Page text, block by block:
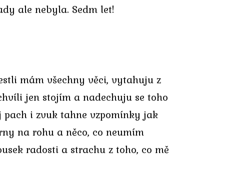
ale nebyla. Sedm let!
mám všechny věci, vytahuju z
jen stojím a nadechuju se toho
pach i zvuk tahne vzpomínky jak
na rohu a něco, co neumím
radosti a strachu z toho, co mě